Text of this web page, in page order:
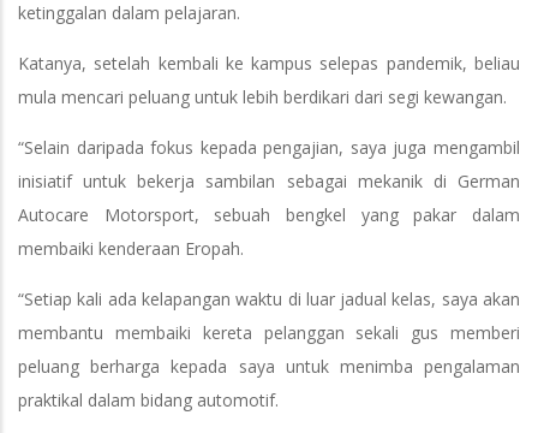
ketinggalan dalam pelajaran.
Katanya, setelah kembali ke kampus selepas pandemik, beliau
mula mencari peluang untuk lebih berdikari dari segi kewangan.
“Selain daripada fokus kepada pengajian, saya juga mengambil
inisiatif untuk bekerja sambilan sebagai mekanik di German
Autocare Motorsport, sebuah bengkel yang pakar dalam
membaiki kenderaan Eropah.
“Setiap kali ada kelapangan waktu di luar jadual kelas, saya akan
membantu membaiki kereta pelanggan sekali gus memberi
peluang berharga kepada saya untuk menimba pengalaman
praktikal dalam bidang automotif.